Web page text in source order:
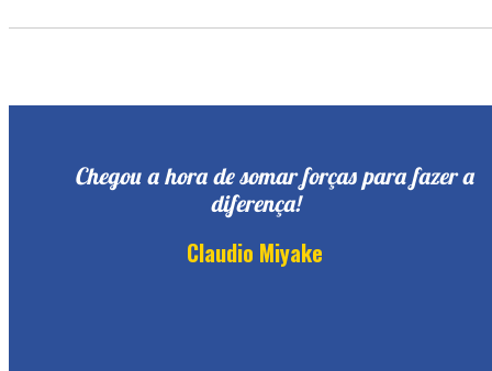
Chegou a hora de somar forças para fazer a
diferença!
Claudio Miyake